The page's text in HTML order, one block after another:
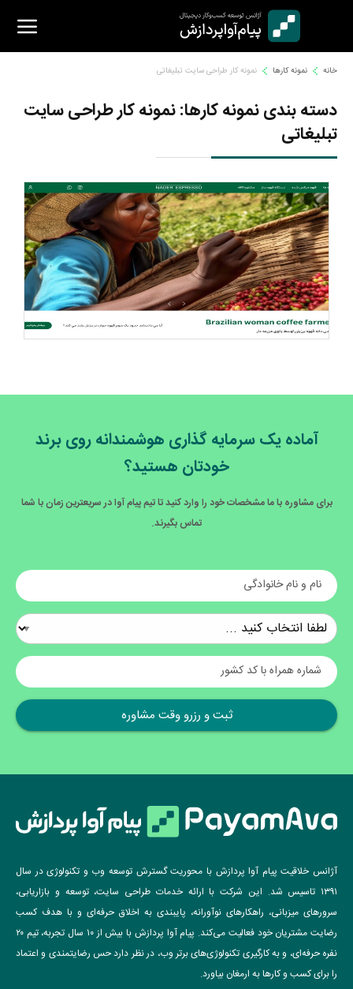
content
خانه نمونه کارها نمونه کار طراحی سایت تبلیغاتی
دسته بندی نمونه کارها:نمونه کار طراحی سایت
تبلیغاتی
آماده یک سرمایه گذاری هوشمندانه روی برند
خودتان هستید؟
برای مشاوره با ما مشخصات خود را وارد کنید تا تیم پیام آوا در سریعترین زمان با شما
تماس بگیرند.
نام و نام خانوادگی
شماره همراه با کد کشور
آژانس خلاقیت پیام آوا پردازش با محوریت گسترش توسعه وب و تکنولوژی در سال
۱۳۹۱ تاسیس شد. این شرکت با ارائه خدمات طراحی سایت، توسعه و بازاریابی،
سرورهای میزبانی، راهکارهای نوآورانه، پایبندی به اخلاق حرفه‌ای و با هدف کسب
رضایت مشتریان خود فعالیت می‌کند. پیام آوا پردازش با بیش از ۱۰ سال تجربه، تیم ۲۰
نفره حرفه‌ای، و به کارگیری تکنولوژی‌های برتر وب، در نظر دارد حس رضایتمندی و اعتماد
را برای کسب و کارها به ارمغان بیاورد.